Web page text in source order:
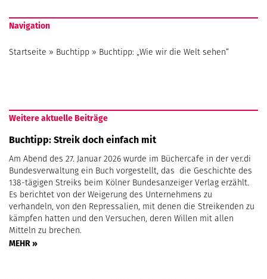
Navigation
Startseite » Buchtipp » Buchtipp: „Wie wir die Welt sehen“
Weitere aktuelle Beiträge
Buchtipp: Streik doch einfach mit
Am Abend des 27. Januar 2026 wurde im Büchercafe in der ver.di
Bundesverwaltung ein Buch vorgestellt, das die Geschichte des
138-tägigen Streiks beim Kölner Bundesanzeiger Verlag erzählt.
Es berichtet von der Weigerung des Unternehmens zu
verhandeln, von den Repressalien, mit denen die Streikenden zu
kämpfen hatten und den Versuchen, deren Willen mit allen
Mitteln zu brechen.
MEHR »